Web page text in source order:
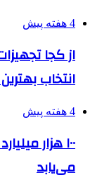
4 هفته پیش
از کجا
انتخاب
4 هفته پیش
۱۰۰ هزار
می‌یابد